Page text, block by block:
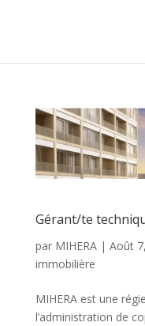
Gérant/te
par MIHERA| Août
immobilière
MIHERA est une
l’administration de